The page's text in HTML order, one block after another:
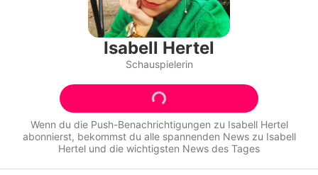
Promiflash Exklusiv
Alle Themen auf Promiflash
Jobs
App runterladen
Team
Isabell Hertel
Schauspielerin
Wenn du die Push-Benachrichtigungen zu Isabell Hertel
abonnierst, bekommst du alle spannenden News zu Isabell
Hertel und die wichtigsten News des Tages